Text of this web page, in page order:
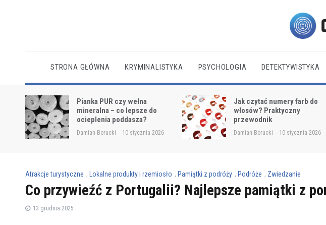
STRONA GŁÓWNA KRYMINALISTYKA PSYCHOLOGIA DETEKTYWISTYKA
Jak czytać numery farb do
włosów? Praktyczny
przewodnik
Damian Borucki 10 stycznia 2026
Biała dieta: co jeść po
wybielaniu zębów?
Damian Borucki
Atrakcje turystyczne , Lokalne produkty i rzemiosło , Pamiątki z podróży , Podróże , Zwiedzanie
Co przywieźć z Portugalii? Najlepsze pamiątki z
13 grudnia 2025